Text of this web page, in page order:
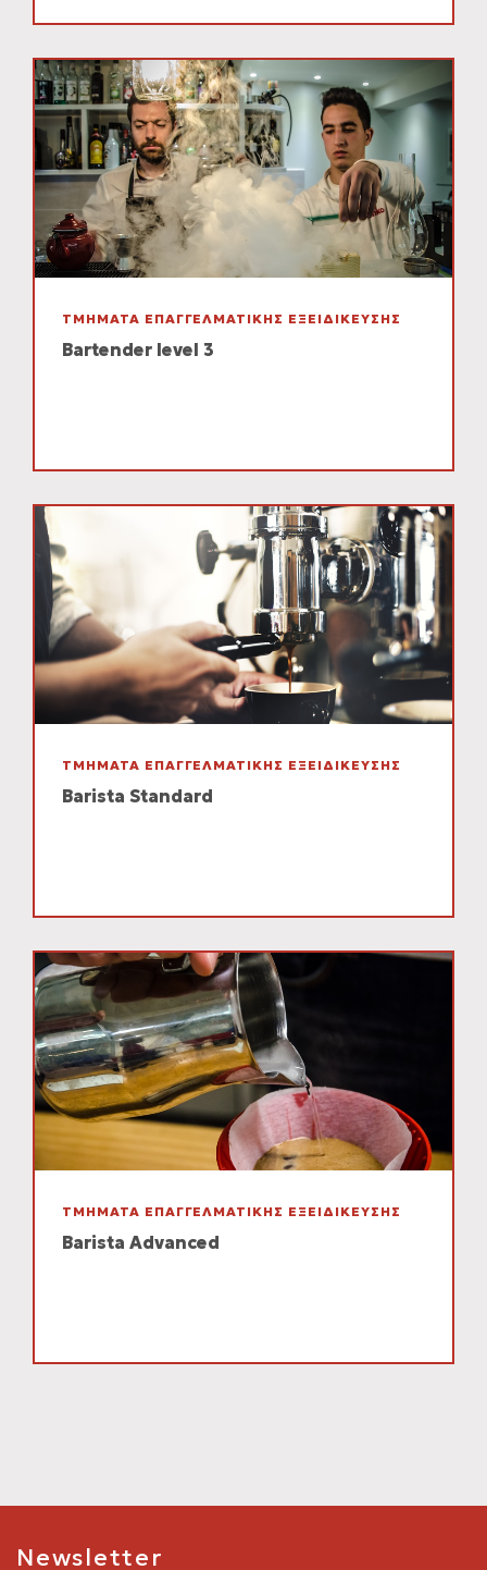
ΤΜΗΜΑΤΑ ΕΠΑΓΓΕΛΜΑΤΙΚΗΣ ΕΞΕΙΔΙΚΕΥΣΗΣ
Bartender level 3
ΤΜΗΜΑΤΑ ΕΠΑΓΓΕΛΜΑΤΙΚΗΣ ΕΞΕΙΔΙΚΕΥΣΗΣ
Barista Standard
ΤΜΗΜΑΤΑ ΕΠΑΓΓΕΛΜΑΤΙΚΗΣ ΕΞΕΙΔΙΚΕΥΣΗΣ
Barista Advanced
Newsletter